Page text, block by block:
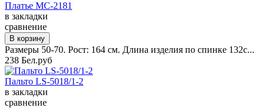
Платье MC-2181
в закладки
сравнение
Размеры 50-70. Рост: 164 см. Длина изделия по спинке 132с...
238 Бел.руб
Пальто LS-5018/1-2
в закладки
сравнение